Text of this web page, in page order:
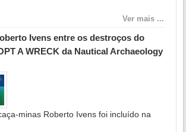
Ver mais ...
Ivens entre os destroços do
A WRECK da Nautical Archaeology
minas Roberto Ivens foi incluído na